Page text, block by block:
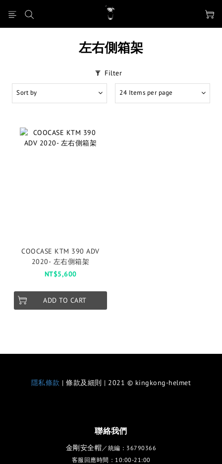
左右側箱架
Filter
Sort by 24 Items per page
COOCASE KTM 390 ADV
2020- 左右側箱架
NT$5,600
ADD TO CART
隱私條款 | 條款及細則 | 2021 © kingkong-helmet
聯絡我們
金剛安全帽 ／統編：36790366
客服回應時間：10:00-21:00